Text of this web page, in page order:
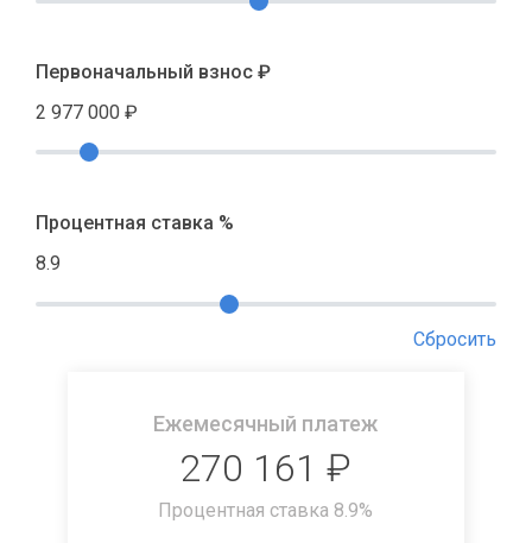
Первоначальный взнос ₽
2 977 000 ₽
Процентная ставка %
8.9
Сбросить
Ежемесячный платеж
270 161 ₽
Процентная ставка 8.9%